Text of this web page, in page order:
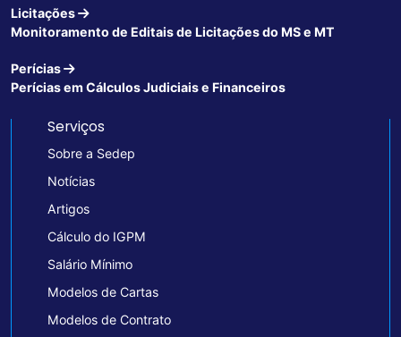
Licitações
Monitoramento de Editais de Licitações do MS e MT
Perícias
Perícias em Cálculos Judiciais e Financeiros
Serviços
Sobre a Sedep
Notícias
Artigos
Cálculo do IGPM
Salário Mínimo
Modelos de Cartas
Modelos de Contrato